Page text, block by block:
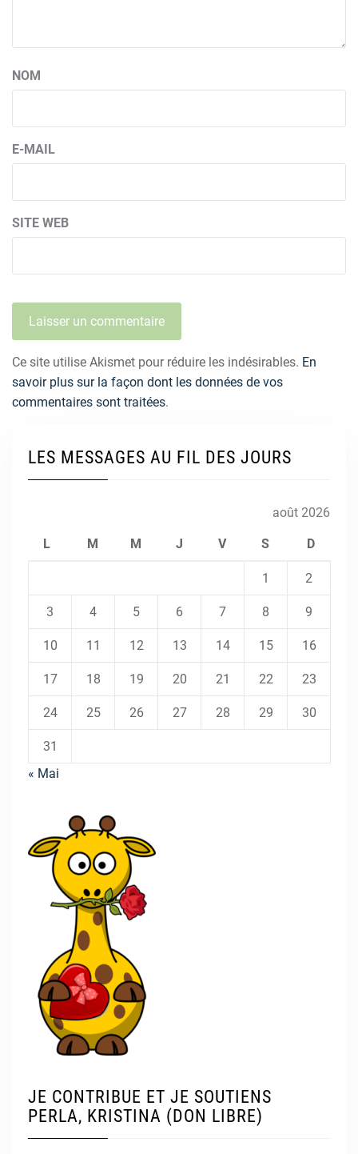
NOM
E-MAIL
SITE WEB
Ce site utilise Akismet pour réduire les indésirables. En
savoir plus sur la façon dont les données de vos
commentaires sont traitées.
LES MESSAGES AU FIL DES JOURS
août 2026
L M M J V S D
1 2
3 4 5 6 7 8 9
10 11 12 13 14 15 16
17 18 19 20 21 22 23
24 25 26 27 28 29 30
31
« Mai
JE CONTRIBUE ET JE SOUTIENS
PERLA, KRISTINA (DON LIBRE)